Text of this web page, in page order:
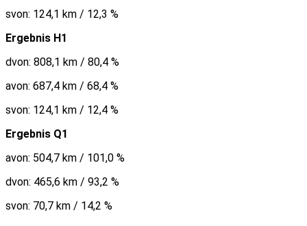
svon: 124,1 km / 12,3 %
Ergebnis H1
dvon: 808,1 km / 80,4 %
avon: 687,4 km / 68,4 %
svon: 124,1 km / 12,4 %
Ergebnis Q1
avon: 504,7 km / 101,0 %
dvon: 465,6 km / 93,2 %
svon: 70,7 km / 14,2 %